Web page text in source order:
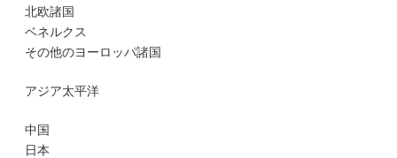
北欧諸国
ベネルクス
その他のヨーロッパ諸国
アジア太平洋
中国
日本